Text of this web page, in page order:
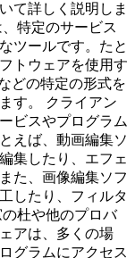
て詳しく説明しま
特定のサービス
ツールです。たと
トウェアを使用す
どの特定の形式を
す。 クライアン
ビスやプログラム
えば、動画編集ソ
集したり、エフェ
た、画像編集ソフ
したり、フィルタ
杜や他のプロバ
アは、多くの場
グラムにアクセス